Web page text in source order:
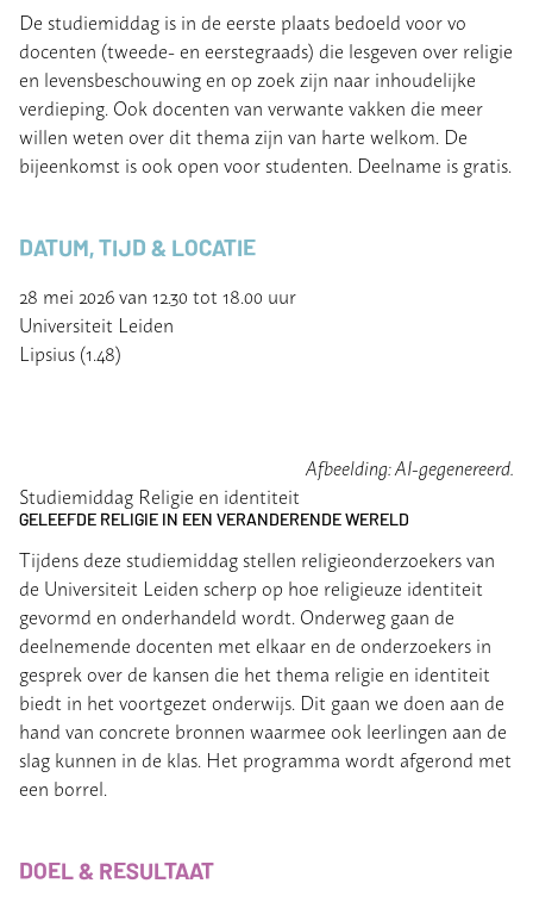
De studiemiddag is in de eerste plaats bedoeld voor vo
docenten (tweede- en eerstegraads) die lesgeven over religie
en levensbeschouwing en op zoek zijn naar inhoudelijke
verdieping. Ook docenten van verwante vakken die meer
willen weten over dit thema zijn van harte welkom. De
bijeenkomst is ook open voor studenten. Deelname is gratis.
DATUM, TIJD & LOCATIE
28 mei 2026 van 12.30 tot 18.00 uur
Universiteit Leiden
Lipsius (1.48)
Afbeelding: AI-gegenereerd.
Studiemiddag Religie en identiteit
GELEEFDE RELIGIE IN EEN VERANDERENDE WERELD
Tijdens deze studiemiddag stellen religieonderzoekers van
de Universiteit Leiden scherp op hoe religieuze identiteit
gevormd en onderhandeld wordt. Onderweg gaan de
deelnemende docenten met elkaar en de onderzoekers in
gesprek over de kansen die het thema religie en identiteit
biedt in het voortgezet onderwijs. Dit gaan we doen aan de
hand van concrete bronnen waarmee ook leerlingen aan de
slag kunnen in de klas. Het programma wordt afgerond met
een borrel.
DOEL & RESULTAAT